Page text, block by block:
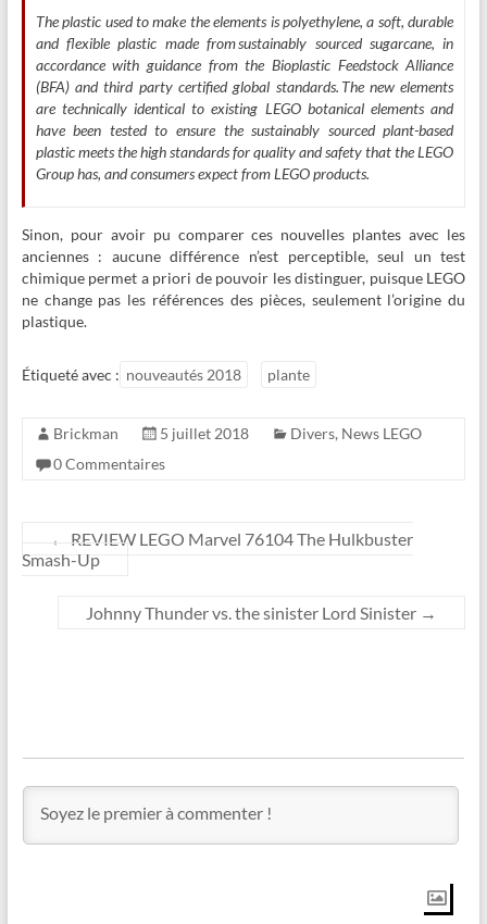
The plastic used to make the elements is polyethylene, a soft, durable
and flexible plastic made from sustainably sourced sugarcane, in
accordance with guidance from the Bioplastic Feedstock Alliance
(BFA) and third party certified global standards. The new elements
are technically identical to existing LEGO botanical elements and
have been tested to ensure the sustainably sourced plant-based
plastic meets the high standards for quality and safety that the LEGO
Group has, and consumers expect from LEGO products.
Sinon, pour avoir pu comparer ces nouvelles plantes avec les
anciennes : aucune différence n’est perceptible, seul un test
chimique permet a priori de pouvoir les distinguer, puisque LEGO
ne change pas les références des pièces, seulement l’origine du
plastique.
Étiqueté avec : nouveautés 2018 plante
Brickman 5 juillet 2018 Divers, News LEGO
0 Commentaires
←
REVIEW LEGO Marvel 76104 The Hulkbuster
Smash-Up
Johnny Thunder vs. the sinister Lord Sinister →